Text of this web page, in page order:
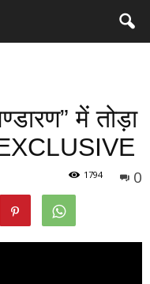
में तोड़ा
0
1794